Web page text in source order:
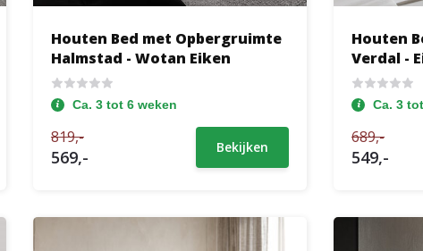
Houten Bed met Opbergruimte
Halmstad - Wotan Eiken
Ca. 3 tot 6 weken
819,-
569,- Bekijken
Houten
Verdal -
Ca. 3
689,-
549,-